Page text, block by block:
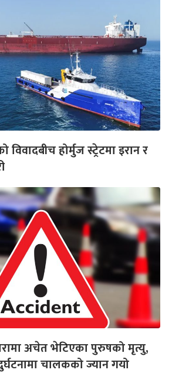
विवादबीच होर्मुज स्ट्रेटमा इरान र
अचेत भेटिएका पुरुषको मृत्यु,
चालकको ज्यान गयो